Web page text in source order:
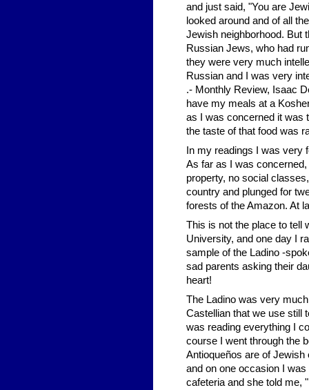
and just said, "You are
looked around and of all
Jewish neighborhood. But
Russian Jews, who had
they were very much
Russian and I was very
.- Monthly Review, Isaac
have my meals at a
as I was concerned it was
the taste of that food was
In my readings I was very
As far as I was
property, no social
country and plunged for
forests of the Amazon. At
This is not the place to tell
University, and one day I
sample of the Ladino -
sad parents asking their
heart!
The Ladino was very
Castellian that we use still
was reading everything I
course I went through the
Antioqueños are of
and on one occasion I
cafeteria and she told me,